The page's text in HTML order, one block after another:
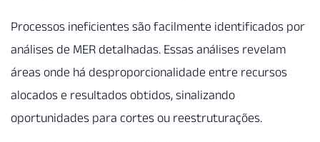
Processos ineficientes são facilmente identificados por
análises de MER detalhadas. Essas análises revelam
áreas onde há desproporcionalidade entre recursos
alocados e resultados obtidos, sinalizando
oportunidades para cortes ou reestruturações.